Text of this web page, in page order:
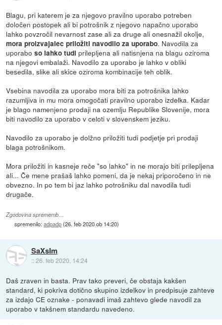
Blagu, pri katerem je za njegovo pravilno uporabo potreben
določen postopek ali bi potrošnik z njegovo napačno uporabo
lahko povzročil nevarnost zase ali za druge ali onesnažil okolje,
mora proizvajalec priložiti navodilo za uporabo. Navodila za
uporaboso lahko tudi prilepljena ali natisnjena na blagu oziroma
na njegovi embalaži. Navodilo za uporabo je lahko v obliki
besedila, slike ali skice oziroma kombinacije teh oblik.
Vsebina navodila za uporabo mora biti za potrošnika lahko
razumljiva in mu mora omogočati pravilno uporabo izdelka. Kadar
je blago namenjeno prodaji na ozemlju Republike Slovenije, mora
biti navodilo za uporabo v celoti v slovenskem jeziku.
Navodilo za uporabo je dolžno priložiti tudi podjetje pri prodaji
blaga potrošnikom.
Mora priložiti in kasneje reče "so lahko" in ne morajo biti prilepljena
ali... Če mene prašaš lahko pomeni, da je nekaj priporočeno in ne
obvezno. In po tem bi jaz lahko potrošniku dal navodila tudi
drugače.
Zgodovina sprememb…
spremenilo:adpadp(26. feb 2020 ob 14:20)
SaXsIm
::26. feb 2020, 14:24
Daš zraven in basta. Prav tako preveri, če obstaja kakšen
standard, ki pokriva dotično skupino izdelkov in predpisuje zahteve
za izdajo CE oznake - ponavadi imaš zahtevo glede navodil za
uporabo v takšnem standardu navedeno.